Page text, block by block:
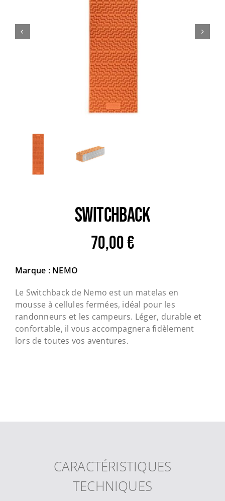
Trail
Escalade / Alpinisme
Bons Plans
SWITCHBACK
70,00€
Marque : NEMO
Le Switchback de Nemo est un matelas en
mousse à cellules fermées, idéal pour les
randonneurs et les campeurs. Léger, durable et
confortable, il vous accompagnera fidèlement
lors de toutes vos aventures.
CARACTÉRISTIQUES
TECHNIQUES